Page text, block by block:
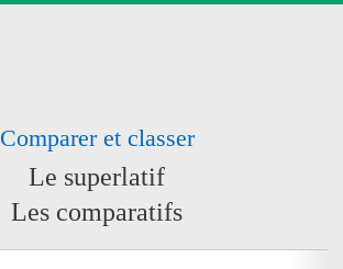
Comparer et classer
Le superlatif
Les comparatifs